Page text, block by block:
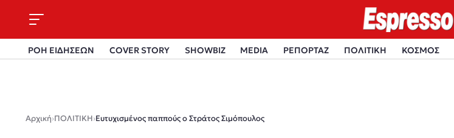
ΡΟΗ ΕΙΔΗΣΕΩΝ COVER STORY SHOWBIZ MEDIA ΡΕΠΟΡΤΑΖ ΠΟΛΙΤΙΚΗ ΚΟΣΜΟΣ
Αρχική›ΠΟΛΙΤΙΚΗ›Ευτυχισμένος παππούς ο Στράτος Σιμόπουλος